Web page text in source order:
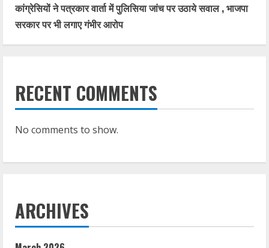
कांग्रेसियों ने पत्रकार वार्ता में पुलिसिया जांच पर उठाये सवाल , भाजपा
सरकार पर भी लगाए गंभीर आरोप
RECENT COMMENTS
No comments to show.
ARCHIVES